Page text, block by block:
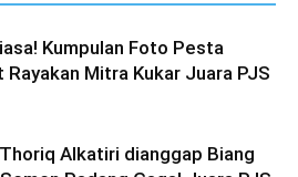
Kumpulan Foto Pesta
Rayakan Mitra Kukar Juara PJS
Alkatiri dianggap Biang